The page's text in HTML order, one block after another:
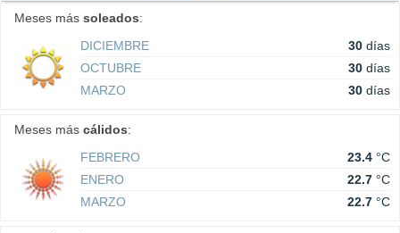
Meses más soleados:
DICIEMBRE
30 días
OCTUBRE
30 días
MARZO
30 días
Meses más cálidos:
FEBRERO
23.4 °C
ENERO
22.7 °C
MARZO
22.7 °C